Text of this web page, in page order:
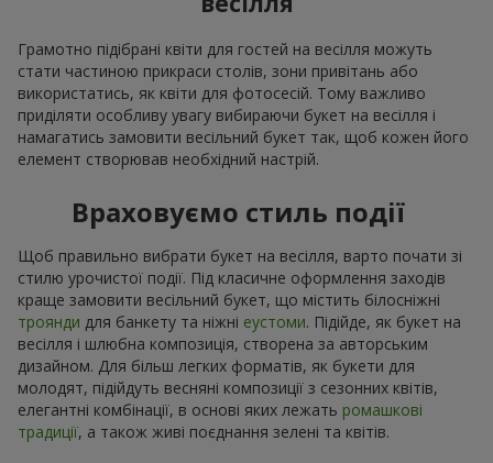
Грамотно підібрані квіти для гостей на весілля можуть
стати частиною прикраси столів, зони привітань або
використатись, як квіти для фотосесій. Тому важливо
приділяти особливу увагу вибираючи букет на весілля і
намагатись замовити весільний букет так, щоб кожен його
елемент створював необхідний настрій.
Враховуємо стиль події
Щоб правильно вибрати букет на весілля, варто почати зі
стилю урочистої події. Під класичне оформлення заходів
краще замовити весільний букет, що містить білосніжні
троянди для банкету та ніжні еустоми. Підійде, як букет на
весілля і шлюбна композиція, створена за авторським
дизайном. Для більш легких форматів, як букети для
молодят, підійдуть весняні композиції з сезонних квітів,
елегантні комбінації, в основі яких лежать ромашкові
традиції, а також живі поєднання зелені та квітів.